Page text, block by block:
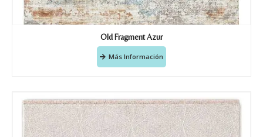
Old Fragment Azur
Más Información